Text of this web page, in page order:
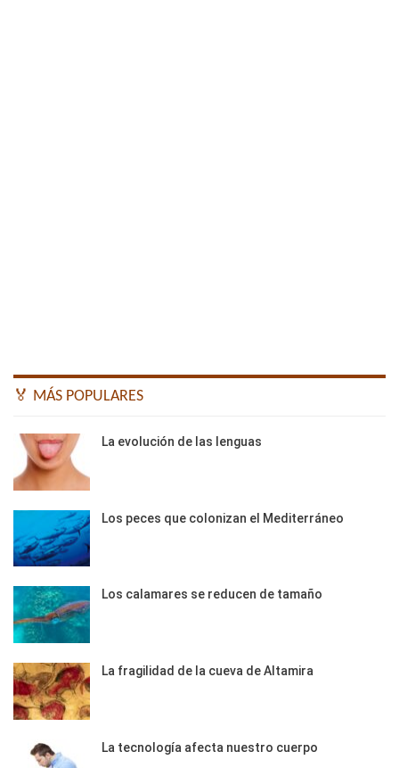
🏅 MÁS POPULARES
La evolución de las lenguas
Los peces que colonizan el Mediterráneo
Los calamares se reducen de tamaño
La fragilidad de la cueva de Altamira
La tecnología afecta nuestro cuerpo